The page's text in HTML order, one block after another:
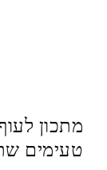
מתכון
טעימים